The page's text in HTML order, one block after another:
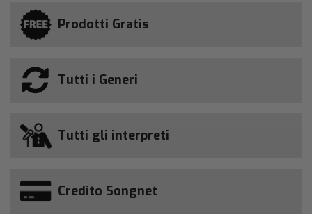
Prodotti Gratis
Tutti i Generi
Tutti gli interpreti
Credito Songnet